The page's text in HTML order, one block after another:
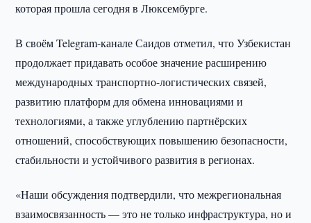
которая прошла сегодня в Люксембурге.
В своём Telegram-канале Саидов отметил, что Узбекистан
продолжает придавать особое значение расширению
международных транспортно-логистических связей,
развитию платформ для обмена инновациями и
технологиями, а также углублению партнёрских
отношений, способствующих повышению безопасности,
стабильности и устойчивого развития в регионах.
«Наши обсуждения подтвердили, что межрегиональная
взаимосвязанность — это не только инфраструктура, но и